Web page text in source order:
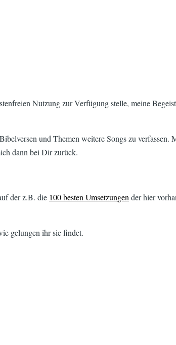
Nutzung zur Verfügung stelle, meine
und Themen weitere Songs zu verfassen.
dann bei Dir zurück.
der z.B. die 100 besten Umsetzungen der hier
gelungen ihr sie findet.